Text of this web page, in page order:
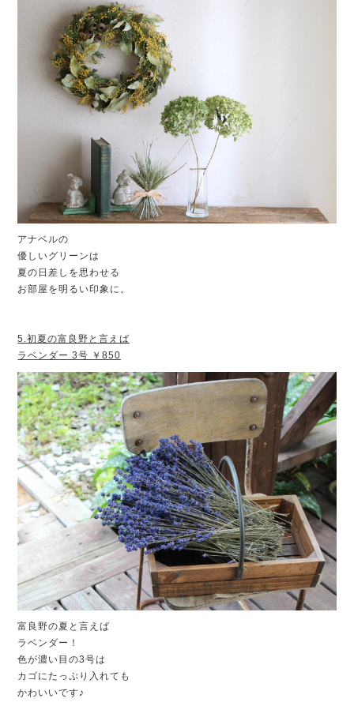
アナベルの
優しいグリーンは
夏の日差しを思わせる
お部屋を明るい印象に。
5.初夏の富良野と言えば
ラベンダー 3号 ￥850
富良野の夏と言えば
ラベンダー！
色が濃い目の3号は
カゴにたっぷり入れても
かわいいです♪